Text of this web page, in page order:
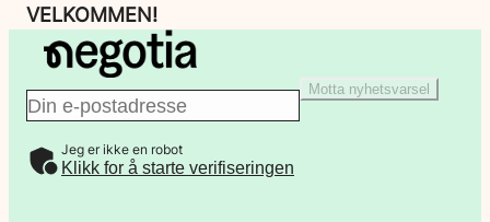
VELKOMMEN!
E
-
Motta nyhetsvarsel
Jeg er ikke en robot
Klikk for å starte verifiseringen